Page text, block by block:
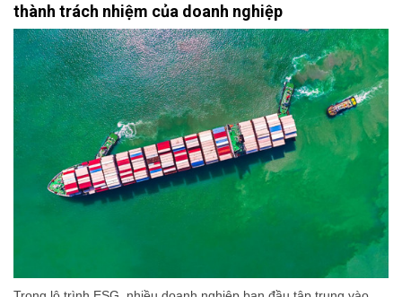
thành trách nhiệm của doanh nghiệp